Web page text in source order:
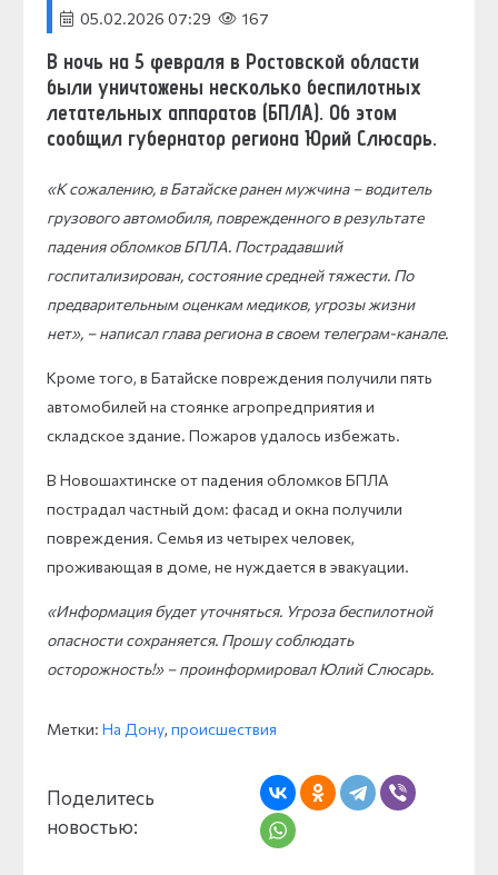
05.02.2026 07:29
167
В ночь на 5 февраля в Ростовской области
были уничтожены несколько беспилотных
летательных аппаратов (БПЛА). Об этом
сообщил губернатор региона Юрий Слюсарь.
«К сожалению, в Батайске ранен мужчина – водитель
грузового автомобиля, поврежденного в результате
падения обломков БПЛА. Пострадавший
госпитализирован, состояние средней тяжести. По
предварительным оценкам медиков, угрозы жизни
нет», – написал глава региона в своем телеграм-канале.
Кроме того, в Батайске повреждения получили пять
автомобилей на стоянке агропредприятия и
складское здание. Пожаров удалось избежать.
В Новошахтинске от падения обломков БПЛА
пострадал частный дом: фасад и окна получили
повреждения. Семья из четырех человек,
проживающая в доме, не нуждается в эвакуации.
«Информация будет уточняться. Угроза беспилотной
опасности сохраняется. Прошу соблюдать
осторожность!» – проинформировал Юлий Слюсарь.
Метки: На Дону, происшествия
Поделитесь
новостью: